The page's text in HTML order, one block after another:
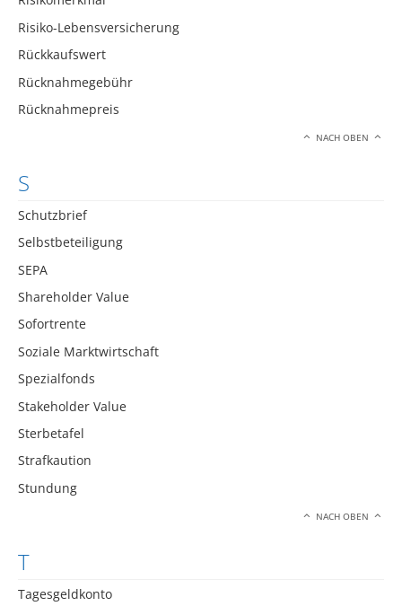
Risiko-Lebensversicherung
Rückkaufswert
Rücknahmegebühr
Rücknahmepreis
NACH OBEN
S
Schutzbrief
Selbstbeteiligung
SEPA
Shareholder Value
Sofortrente
Soziale Marktwirtschaft
Spezialfonds
Stakeholder Value
Sterbetafel
Strafkaution
Stundung
NACH OBEN
T
Tagesgeldkonto